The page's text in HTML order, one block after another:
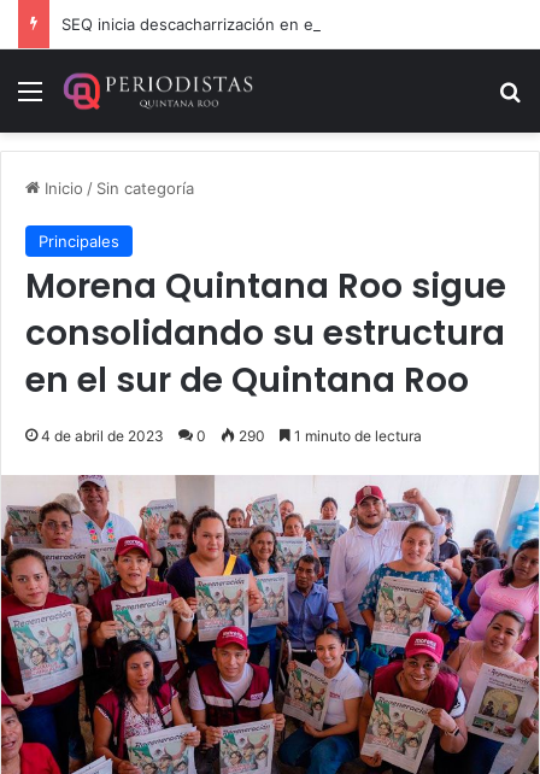
Menú
Inicio / Sin categoría
Principales
Morena Quintana Roo sigue
consolidando su estructura
en el sur de Quintana Roo
4 de abril de 2023 0 290 1 minuto de lectura